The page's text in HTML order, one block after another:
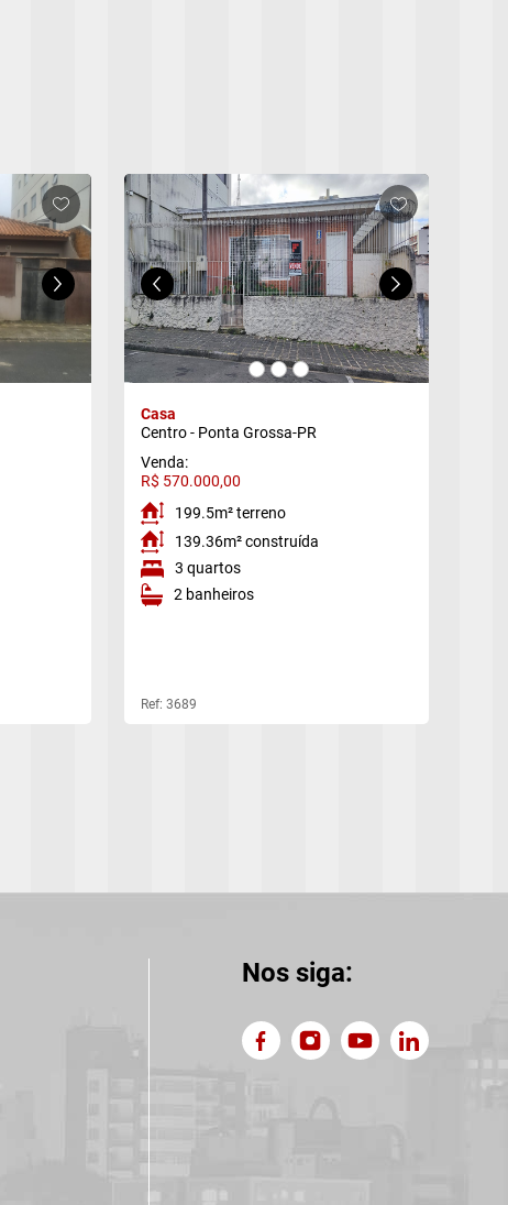
Casa
Centro - Ponta Grossa-PR
Venda:
R$ 570.000,00
199.5m² terreno
139.36m² construída
3 quartos
2 banheiros
Ref: 3689
Nos siga: